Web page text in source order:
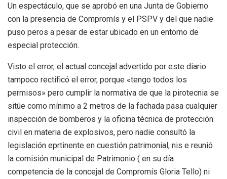
Un espectáculo, que se aprobó en una Junta de Gobierno
con la presencia de Compromís y el PSPV y del que nadie
puso peros a pesar de estar ubicado en un entorno de
especial protección.
Visto el error, el actual concejal advertido por este diario
tampoco rectificó el error, porque «tengo todos los
permisos» pero cumplir la normativa de que la pirotecnia se
sitúe como mínimo a 2 metros de la fachada pasa cualquier
inspección de bomberos y la oficina técnica de protección
civil en materia de explosivos, pero nadie consultó la
legislación eprtinente en cuestión patrimonial, nis e reunió
la comisión municipal de Patrimonio ( en su día
competencia de la concejal de Compromís Gloria Tello) ni